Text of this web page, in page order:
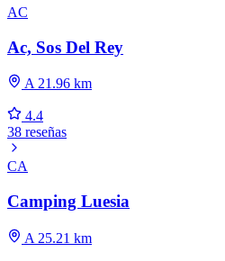
AC
Ac, Sos Del Rey
A 21.96 km
4.4
38 reseñas
CA
Camping Luesia
A 25.21 km